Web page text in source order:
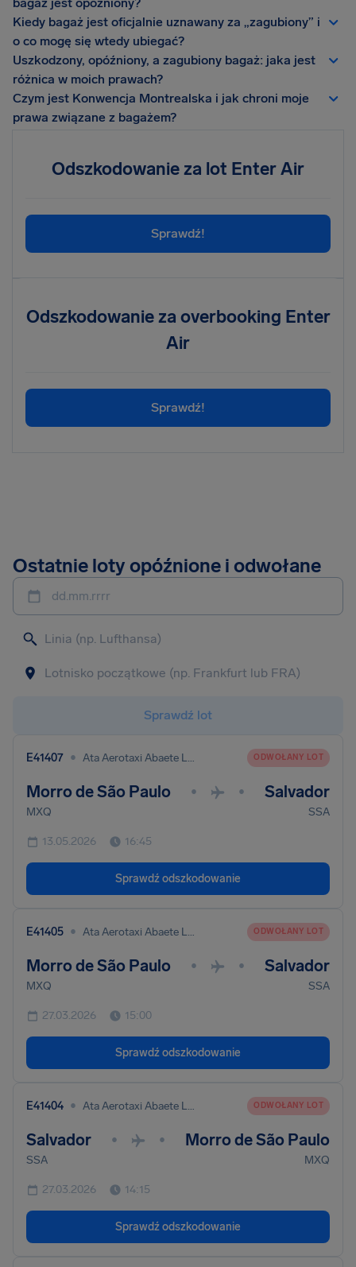
Kiedy bagaż jest oficjalnie uznawany za „zagubiony” i
o co mogę się wtedy ubiegać?
Uszkodzony, opóźniony, a zagubiony bagaż: jaka jest
różnica w moich prawach?
Czym jest Konwencja Montrealska i jak chroni moje
prawa związane z bagażem?
Odszkodowanie za lot Enter Air
Sprawdź!
Odszkodowanie za overbooking Enter
Air
Sprawdź!
Ostatnie loty opóźnione i odwołane
dd.mm.rrrr
Sprawdź lot
E41407 • Ata Aerotaxi Abaete Ltda ODWOŁANY LOT
Morro de São Paulo • • Salvador
MXQ SSA
13.05.2026 16:45
Sprawdź odszkodowanie
E41405 • Ata Aerotaxi Abaete Ltda ODWOŁANY LOT
Morro de São Paulo • • Salvador
MXQ SSA
27.03.2026 15:00
Sprawdź odszkodowanie
E41404 • Ata Aerotaxi Abaete Ltda ODWOŁANY LOT
Salvador • • Morro de São Paulo
SSA MXQ
27.03.2026 14:15
Sprawdź odszkodowanie